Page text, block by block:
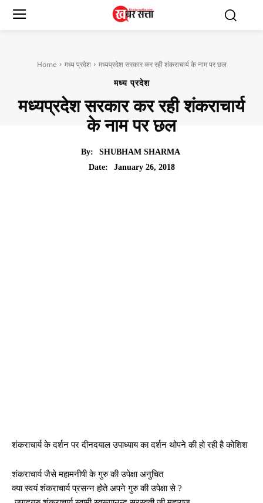
Home मध्य प्रदेश मध्यप्रदेश सरकार कर रही शंकराचार्य के नाम पर छल
मध्य प्रदेश
मध्यप्रदेश सरकार कर रही शंकराचार्य
के नाम पर छल
By:
SHUBHAM SHARMA
Date:
January 26, 2018
शंकराचार्य के दर्शन पर दीनदयाल उपाध्याय का दर्शन थोपने की हो रही है कोशिश
शंकराचार्य जैसे महामनीषी के गुरु की उपेक्षा अनुचित
क्या स्वयं शंकराचार्य प्रसन्न होते अपने गुरु की उपेक्षा से ?